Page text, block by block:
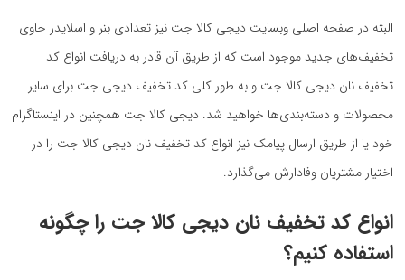
البته در صفحه اصلی وبسایت دیجی کالا جت نیز تعدادی بنر و اسلایدر حاوی
تخفیف‌های جدید موجود است که از طریق آن قادر به دریافت انواع کد
تخفیف نان دیجی کالا جت و به ‌طور کلی کد تخفیف دیجی جت برای سایر
محصولات و دسته‌بندی‌ها خواهید شد. دیجی کالا جت همچنین در اینستاگرام
خود یا از طریق ارسال پیامک نیز انواع کد تخفیف نان دیجی کالا جت را در
اختیار مشتریان وفادارش می‌گذارد.
انواع کد تخفیف نان دیجی کالا جت را چگونه
استفاده کنیم؟